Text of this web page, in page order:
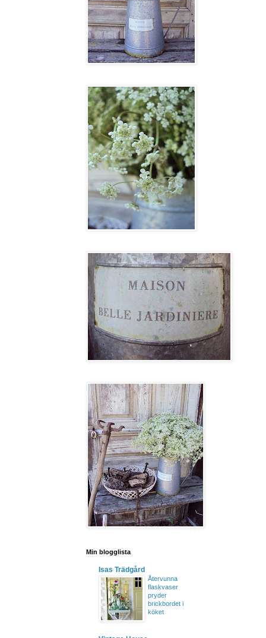
Min blogglista
Isas Trädgård
Återvunna
flaskvaser
pryder
brickbordet i
köket